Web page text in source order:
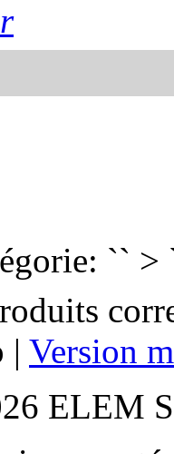
`` >
| Version
ELEM